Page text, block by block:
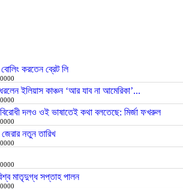
বোলিং করতেন ব্রেট লি
ইলিয়াস কাঞ্চন ‘আর যাব না আমেরিকা’...
দলও ওই ভাষাতেই কথা বলতেছে: মির্জা ফখরুল
নতুন তারিখ
মাতৃদুগ্ধ সপ্তাহ পালন